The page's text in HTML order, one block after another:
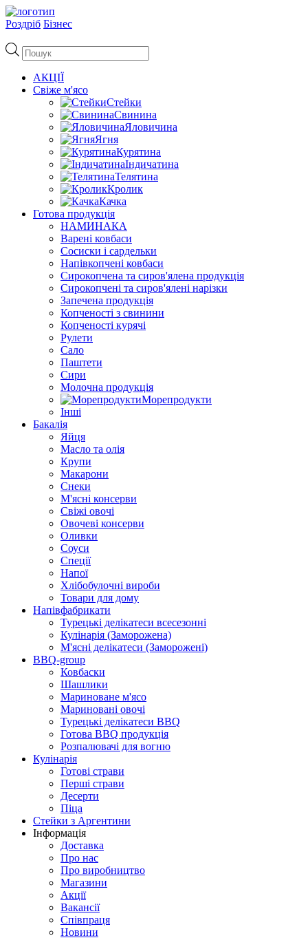
Роздріб Бізнес
Пошук
товарів
АКЦІЇ
Свіже м'ясо
Стейки
Свинина
Яловичина
Ягня
Курятина
Індичатина
Телятина
Кролик
Качка
Готова продукція
НАМИНАКА
Варені ковбаси
Сосиски і сардельки
Напівкопчені ковбаси
Сирокопчена та сиров'ялена продукція
Сирокопчені та сиров'ялені нарізки
Запечена продукція
Копченості з свинини
Копченості курячі
Рулети
Сало
Паштети
Сири
Молочна продукція
Морепродукти
Інші
Бакалія
Яйця
Масло та олія
Крупи
Макарони
Снеки
М'ясні консерви
Свіжі овочі
Овочеві консерви
Оливки
Соуси
Спеції
Напої
Хлібобулочні вироби
Товари для дому
Напівфабрикати
Турецькі делікатеси всесезонні
Кулінарія (Заморожена)
М'ясні делікатеси (Заморожені)
BBQ-group
Ковбаски
Шашлики
Мариноване м'ясо
Мариновані овочі
Турецькі делікатеси BBQ
Готова BBQ продукція
Розпалювачі для вогню
Кулінарія
Готові страви
Перші страви
Десерти
Піца
Стейки з Аргентини
Інформація
Доставка
Про нас
Про виробництво
Магазини
Акції
Вакансії
Співпраця
Новини